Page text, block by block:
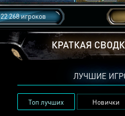
22 268 игроков
КРАТКАЯ
ЛУЧШИЕ
Топ лучших Новички